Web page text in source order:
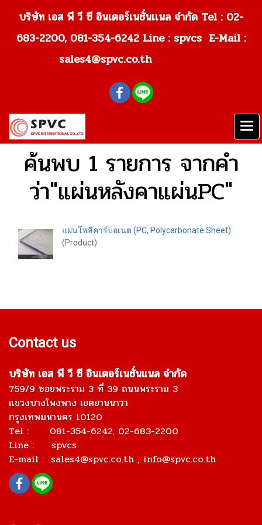
บริษัท เอส พี วี ซี อินเตอร์เนชั่นเเนล จำกัด Tel : 02-
683-2200, 081-354-6242 Line : spvcs E-Mail :
sales4@spvc.co.th
ค้นพบ 1 รายการ จากคำ
ว่า"แผ่นหลังคาแผ่นPC"
แผ่นโพลีคาร์บอเนต (PC, Polycarbonate Sheet)
(Product)
Contact us
บริษัท เอส พี วี ซี อินเตอร์เนชั่นแนล จำกัด
759/9 ซอยพระราม 3 ที่ 39 ถนนพระราม 3
แขวงบางโพงพาง เขตยานนาวา
กรุงเทพมหานคร 10120
Tel : 081-354-6242, 02-683-2200
Line : spvcs
E-mail : sales4@spvc.co.th , info@spvc.co.th